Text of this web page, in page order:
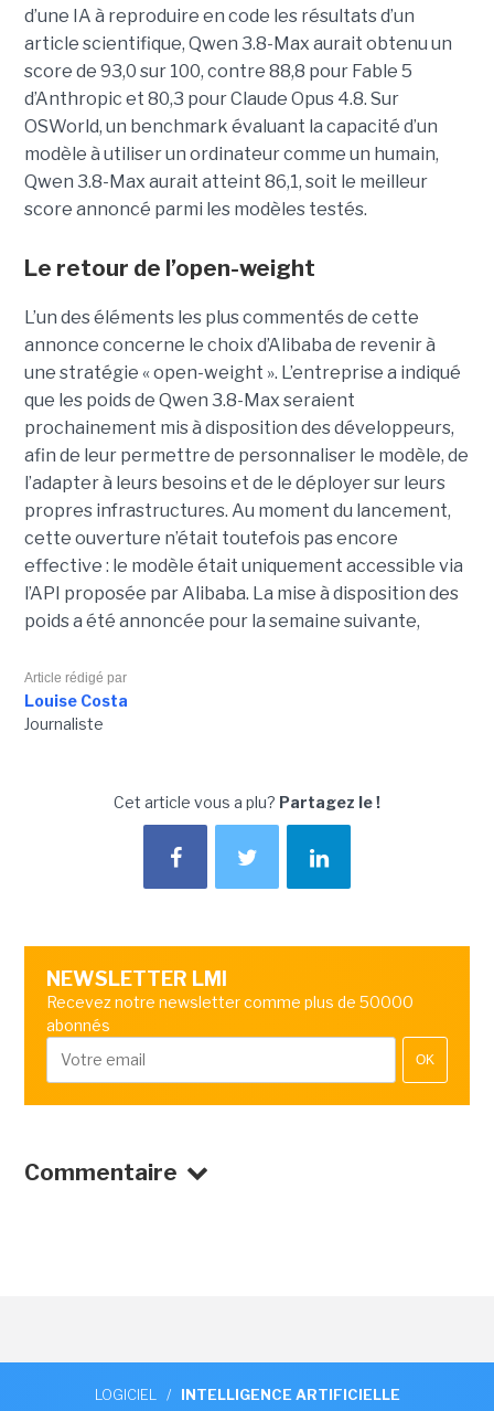
d’une IA à reproduire en code les résultats d’un
article scientifique, Qwen 3.8-Max aurait obtenu un
score de 93,0 sur 100, contre 88,8 pour Fable 5
d’Anthropic et 80,3 pour Claude Opus 4.8. Sur
OSWorld, un benchmark évaluant la capacité d’un
modèle à utiliser un ordinateur comme un humain,
Qwen 3.8-Max aurait atteint 86,1, soit le meilleur
score annoncé parmi les modèles testés.
Le retour de l’open-weight
L’un des éléments les plus commentés de cette
annonce concerne le choix d’Alibaba de revenir à
une stratégie « open-weight ». L’entreprise a indiqué
que les poids de Qwen 3.8-Max seraient
prochainement mis à disposition des développeurs,
afin de leur permettre de personnaliser le modèle, de
l’adapter à leurs besoins et de le déployer sur leurs
propres infrastructures. Au moment du lancement,
cette ouverture n’était toutefois pas encore
effective : le modèle était uniquement accessible via
l’API proposée par Alibaba. La mise à disposition des
poids a été annoncée pour la semaine suivante,
Article rédigé par
Louise Costa
Journaliste
Cet article vous a plu? Partagez le !
NEWSLETTER LMI
Recevez notre newsletter comme plus de 50000
abonnés
OK
Commentaire
LOGICIEL / INTELLIGENCE ARTIFICIELLE